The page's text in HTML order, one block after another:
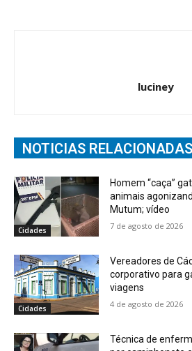
luciney
NOTICIAS RELACIONADAS
Cidades
Homem “caça”
animais
Mutum; vídeo
7 de agosto de 2026
Cidades
Vereadores de
corporativo para
viagens
4 de agosto de 2026
Técnica de